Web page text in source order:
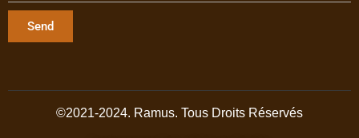
Send
©2021-2024. Ramus. Tous Droits Réservés